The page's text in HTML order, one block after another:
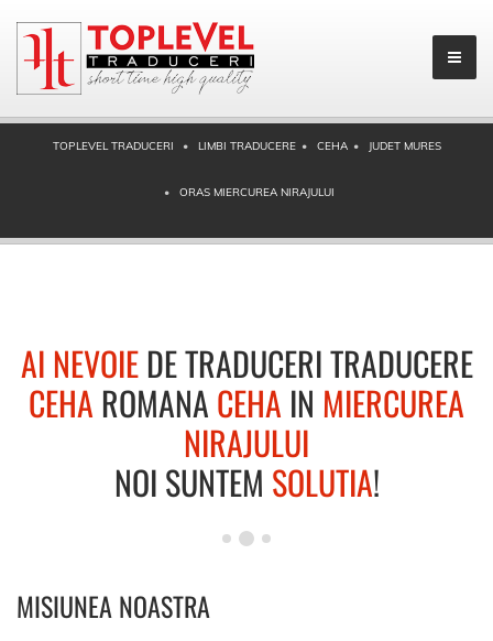
TOPLEVEL TRADUCERI LIMBI TRADUCERE CEHA JUDET MURES
ORAS MIERCUREA NIRAJULUI
AI NEVOIEDE TRADUCERI TRADUCERE
CEHA ROMANA CEHA IN MIERCUREA
NIRAJULUI
NOI SUNTEM SOLUTIA!
MISIUNEA NOASTRA